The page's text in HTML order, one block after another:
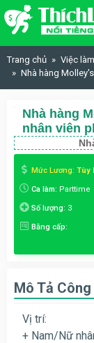
Skip to content
Trang chủ
Việc
Nhà hàng
Nhà hàng
nhân viên
Mức Lương: Tùy
Ca làm: Parttime
Số lượng: 3
Bằng cấp:
Mô Tả
Vị trí:
+ Nam/Nữ